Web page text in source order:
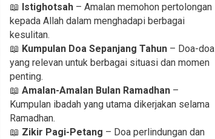
📖 Istighotsah – Amalan memohon pertolongan
kepada Allah dalam menghadapi berbagai
kesulitan.
📖 Kumpulan Doa Sepanjang Tahun – Doa-doa
yang relevan untuk berbagai situasi dan momen
penting.
📖 Amalan-Amalan Bulan Ramadhan –
Kumpulan ibadah yang utama dikerjakan selama
Ramadhan.
📖 Zikir Pagi-Petang – Doa perlindungan dan